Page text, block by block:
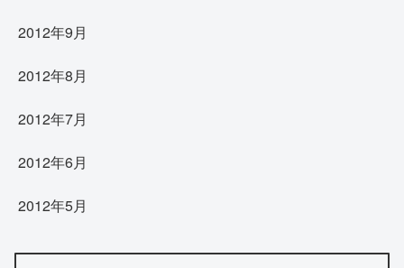
2012年9月
2012年8月
2012年7月
2012年6月
2012年5月